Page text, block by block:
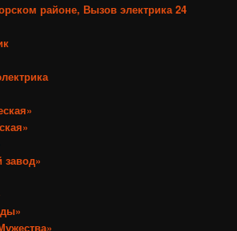
районе, Вызов электрика 24
завод»